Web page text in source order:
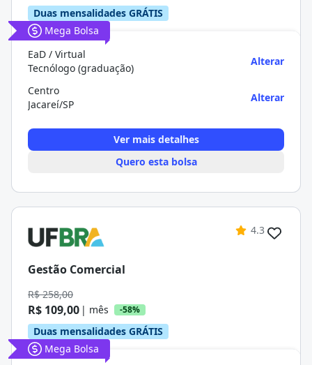
Duas mensalidades GRÁTIS
Mega Bolsa
EaD / Virtual
Tecnólogo (graduação)
Alterar
Centro
Jacareí/SP
Alterar
Ver mais detalhes
Quero esta bolsa
4.3
Gestão Comercial
R$ 258,00
R$ 109,00 | mês -58%
Duas mensalidades GRÁTIS
Mega Bolsa